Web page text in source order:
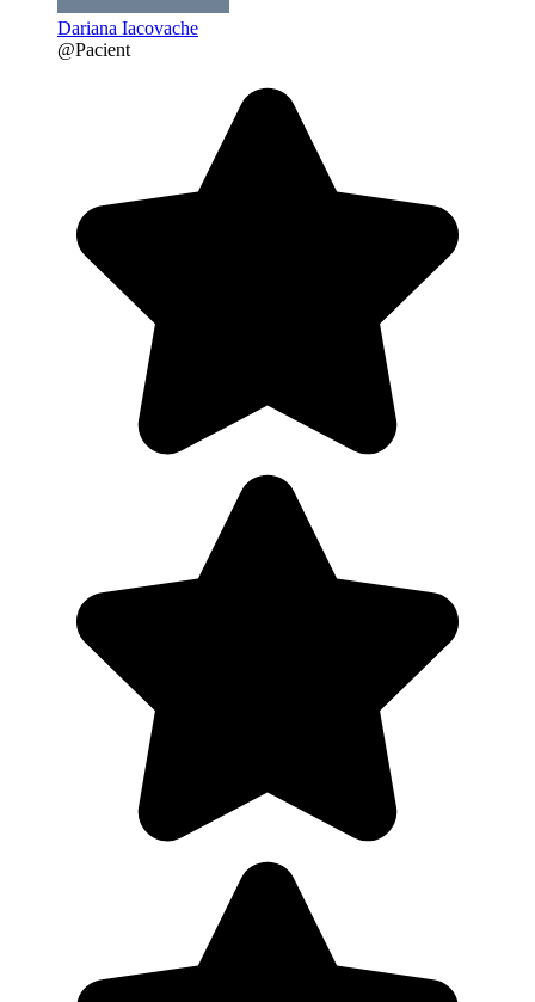
Dariana Iacovache
@Pacient